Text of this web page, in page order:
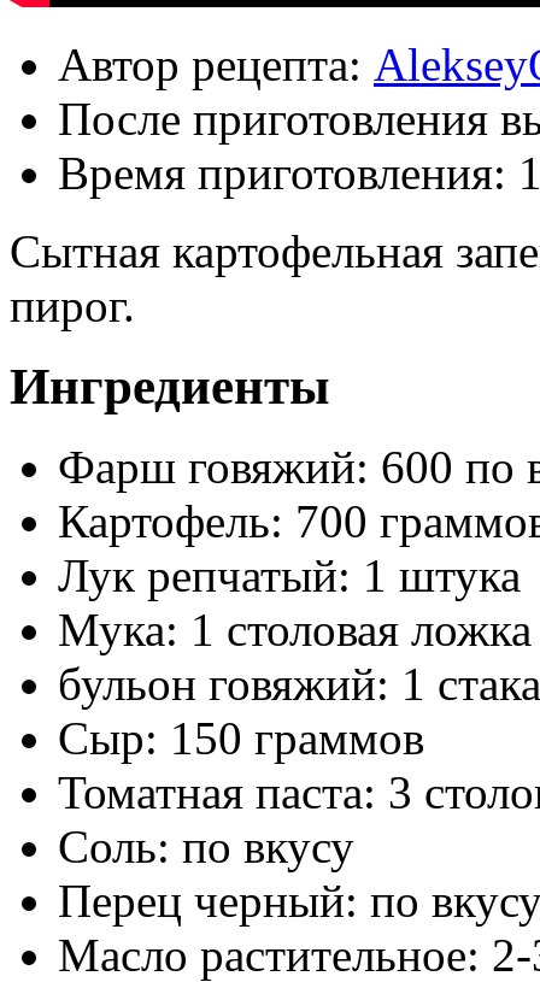
Автор рецепта:
После приготовления
Время приготовления:
Сытная картофельная
пирог.
Ингредиенты
Фарш говяжий: 600 по
Картофель: 700
Лук репчатый: 1 штука
Мука: 1 столовая ложка
бульон говяжий: 1
Сыр: 150 граммов
Томатная паста: 3
Соль: по вкусу
Перец черный: по
Масло растительное: